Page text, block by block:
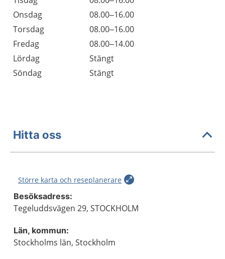
Onsdag
08.00–16.00
Torsdag
08.00–16.00
Fredag
08.00–14.00
Lördag
Stängt
Söndag
Stängt
Hitta oss
Större karta och reseplanerare
Besöksadress:
Tegeluddsvägen 29, STOCKHOLM
Län, kommun:
Stockholms län, Stockholm